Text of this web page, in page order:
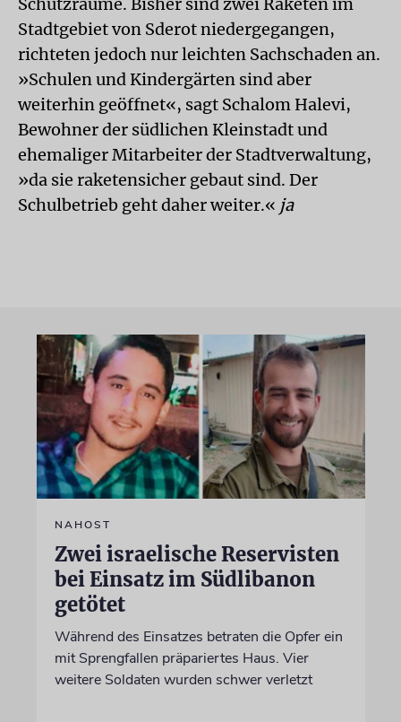
Stadtgebiet von Sderot niedergegangen,
richteten jedoch nur leichten Sachschaden an.
»Schulen und Kindergärten sind aber
weiterhin geöffnet«, sagt Schalom Halevi,
Bewohner der südlichen Kleinstadt und
ehemaliger Mitarbeiter der Stadtverwaltung,
»da sie raketensicher gebaut sind. Der
Schulbetrieb geht daher weiter.« ja
NAHOST
Zwei israelische Reservisten
bei Einsatz im Südlibanon
getötet
Während des Einsatzes betraten die Opfer ein
mit Sprengfallen präpariertes Haus. Vier
weitere Soldaten wurden schwer verletzt